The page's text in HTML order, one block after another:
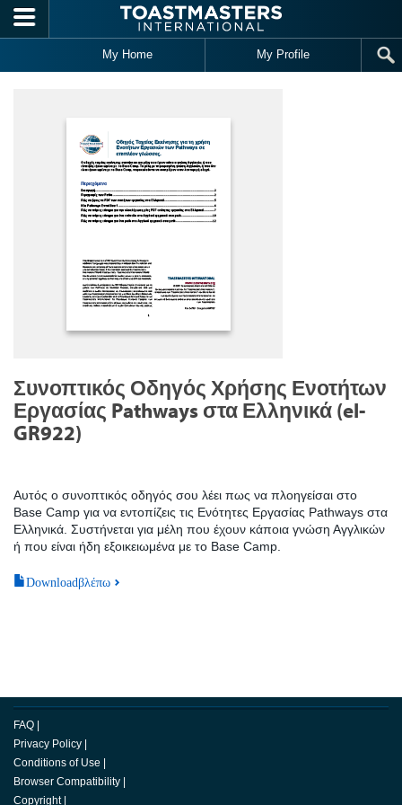
Skip to main content
My Home My Profile
Συνοπτικός Οδηγός Χρήσης Ενοτήτων
Εργασίας Pathways στα Ελληνικά (el-
GR922)
Αυτός ο συνοπτικός οδηγός σου λέει πως να πλοηγείσαι στο
Base Camp για να εντοπίζεις τις Ενότητες Εργασίας Pathways στα
Ελληνικά. Συστήνεται για μέλη που έχουν κάποια γνώση Αγγλικών
ή που είναι ήδη εξοικειωμένα με το Base Camp.
Downloadβλέπω
FAQ
Privacy Policy
Conditions of Use
Browser Compatibility
Copyright